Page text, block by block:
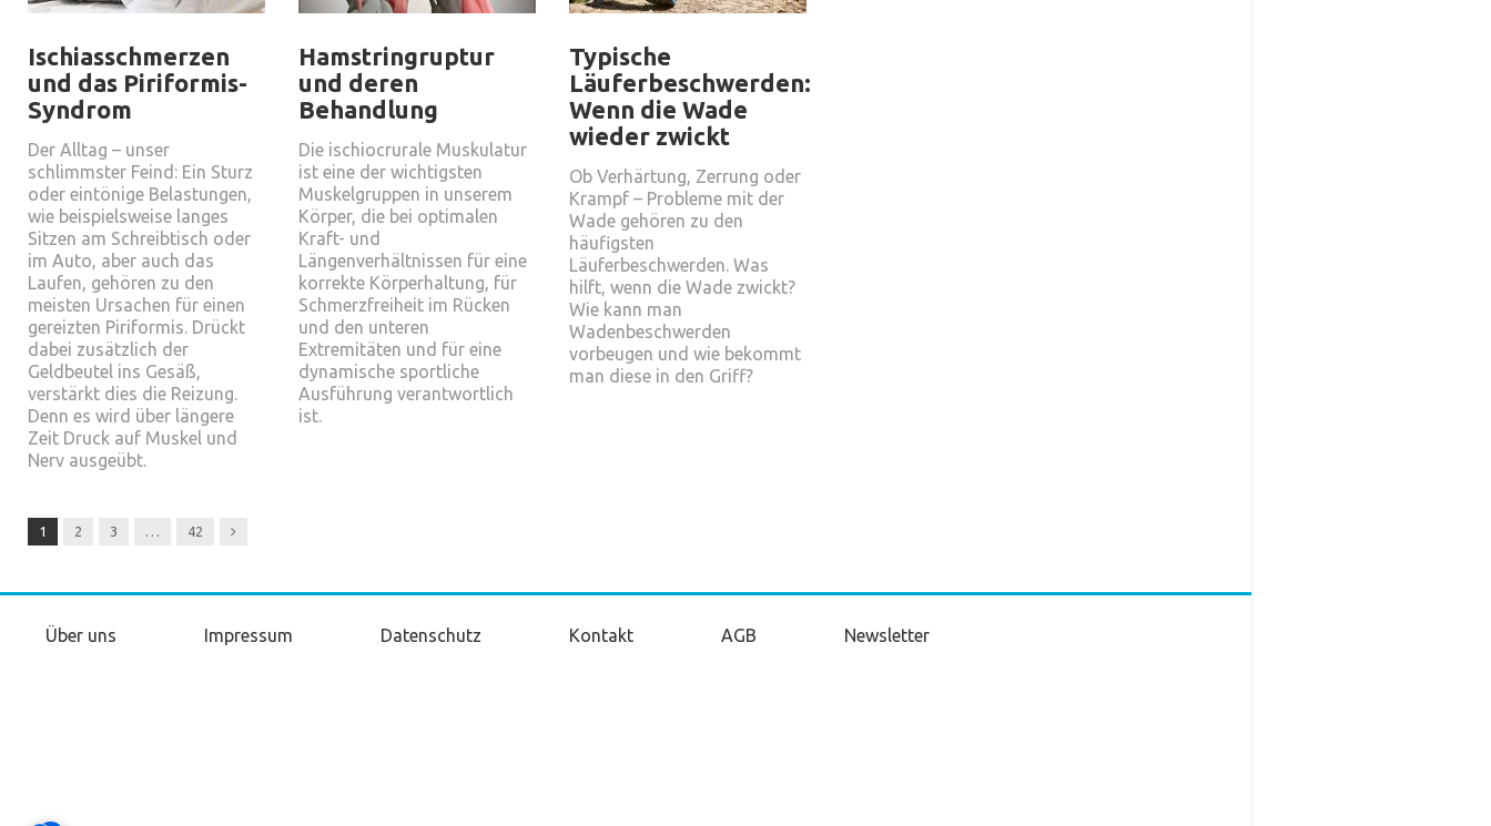
Ischiasschmerzen
und das Piriformis-
Syndrom
Der Alltag – unser
schlimmster Feind: Ein Sturz
oder eintönige Belastungen,
wie beispielsweise langes
Sitzen am Schreibtisch oder
im Auto, aber auch das
Laufen, gehören zu den
meisten Ursachen für einen
gereizten Piriformis. Drückt
dabei zusätzlich der
Geldbeutel ins Gesäß,
verstärkt dies die Reizung.
Denn es wird über längere
Zeit Druck auf Muskel und
Nerv ausgeübt.
Hamstringruptur
und deren
Behandlung
Die ischiocrurale Muskulatur
ist eine der wichtigsten
Muskelgruppen in unserem
Körper, die bei optimalen
Kraft- und
Längenverhältnissen für eine
korrekte Körperhaltung, für
Schmerzfreiheit im Rücken
und den unteren
Extremitäten und für eine
dynamische sportliche
Ausführung verantwortlich
ist.
Typische
Läuferbeschwerden:
Wenn die Wade
wieder zwickt
Ob Verhärtung, Zerrung oder
Krampf – Probleme mit der
Wade gehören zu den
häufigsten
Läuferbeschwerden. Was
hilft, wenn die Wade zwickt?
Wie kann man
Wadenbeschwerden
vorbeugen und wie bekommt
man diese in den Griff?
1 2 3 … 42 Next
Über uns Impressum Datenschutz Kontakt AGB Newsletter